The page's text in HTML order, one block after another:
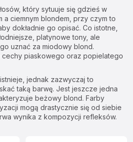
który sytuuje się gdzieś w
a ciemnym blondem, przy czym to
dokładnie go opisać. Co istotne,
platynowe tony, ale
uznać za miodowy blond.
cechy piaskowego oraz popielatego
jednak zazwyczaj to
taką barwę. Jest jeszcze jedna
beżowy blond. Farby
mogą drastycznie się od siebie
wynika z kompozycji refleksów.